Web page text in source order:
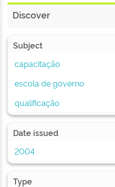
Discover
Subject
capacitação
escola de governo
qualificação
Date issued
2004
Type